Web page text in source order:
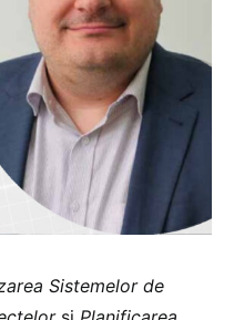
Sistemelor de